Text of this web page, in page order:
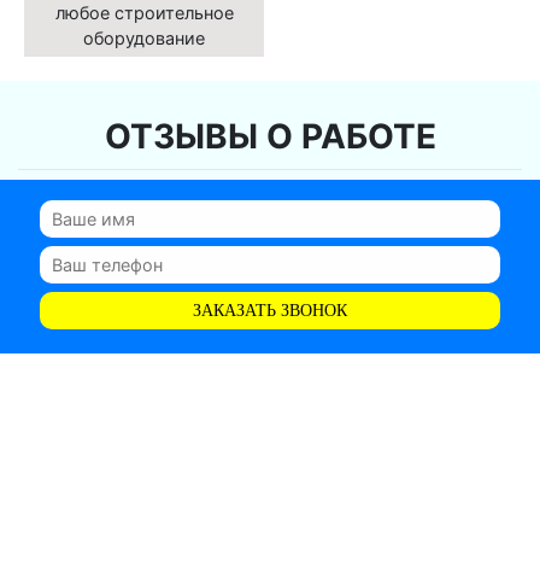
любое строительное
оборудование
ОТЗЫВЫ О РАБОТЕ
ЗАКАЗАТЬ ЗВОНОК